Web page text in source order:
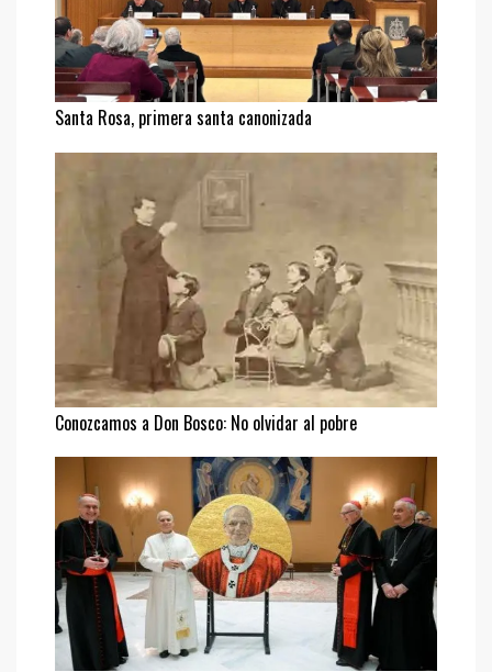
Santa Rosa, primera santa canonizada
Conozcamos a Don Bosco: No olvidar al pobre